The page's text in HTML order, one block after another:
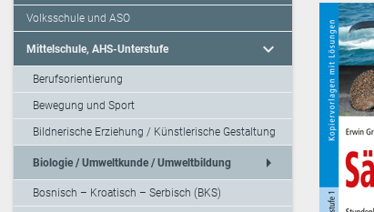
Volksschule und ASO
Mittelschule, AHS-Unterstufe expand_more
Berufsorientierung
Bewegung und Sport
Bildnerische Erziehung / Künstlerische Gestaltung
Biologie / Umweltkunde / Umweltbildung arrow_right
Bosnisch – Kroatisch – Serbisch (BKS)